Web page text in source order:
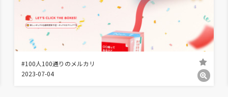
#100人100通りのメルカリ
2023-07-04